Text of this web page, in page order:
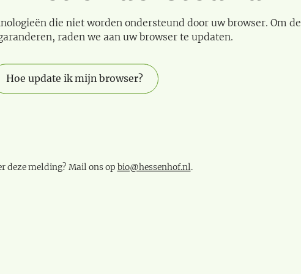
die niet worden ondersteund door uw browser. Om de
raden we aan uw browser te updaten.
Hoe update ik mijn browser?
deze melding? Mail ons op bio@hessenhof.nl.